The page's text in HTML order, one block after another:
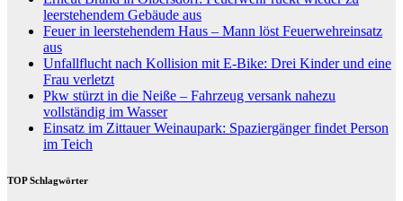
leerstehendem Gebäude aus
Feuer in leerstehendem Haus – Mann löst Feuerwehreinsatz
aus
Unfallflucht nach Kollision mit E-Bike: Drei Kinder und eine
Frau verletzt
Pkw stürzt in die Neiße – Fahrzeug versank nahezu
vollständig im Wasser
Einsatz im Zittauer Weinaupark: Spaziergänger findet Person
im Teich
TOP Schlagwörter